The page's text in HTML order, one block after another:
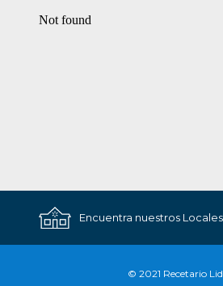
Encuentra nuestros Locales
© 2021 Recetario